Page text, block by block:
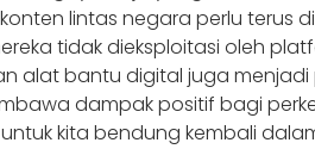
lintas negara perlu terus
tidak dieksploitasi oleh
alat bantu digital juga
dampak positif bagi
kita bendung kembali